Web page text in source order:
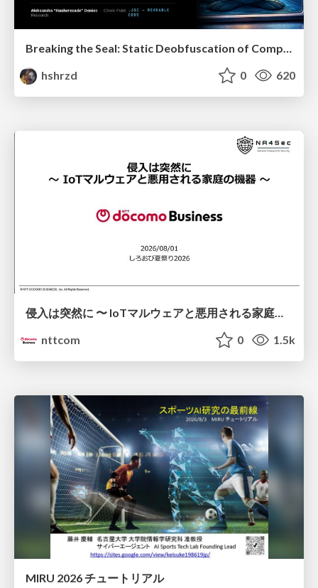
Breaking the Seal: Static Deobfuscation of Compiled V8 JavaScript Bytecode Malware
hshrzd
0 620
侵入は突然に 〜 IoTマルウェアと悪用される家庭の機器 ～ / When Intrusion Strikes: IoT Malware and the Abuse of Home Devices
nttcom
0 1.5k
MIRU 2026 チュートリアル